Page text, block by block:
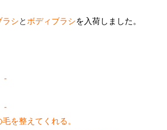
ラシと ボディブラシを入荷しました。
-
-
を整えてくれる。